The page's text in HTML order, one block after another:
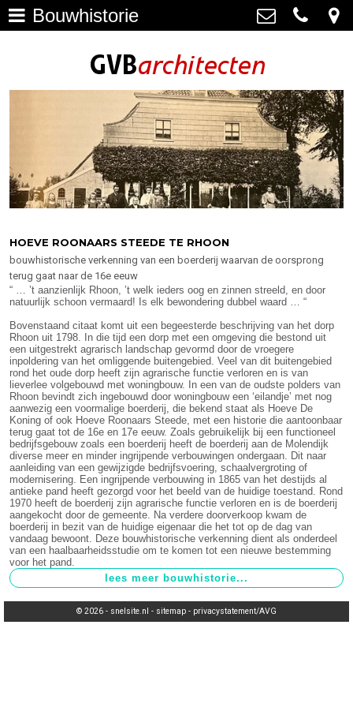
>
>
impressie oudere projecten >
Actueel >
Contact >
GVB architecten
Haagweg 4-G3, 2311 AA Leiden
info@gvbarchitecten.nl
Bouwhistorie
HOEVE ROONAARS STEEDE TE RHOON
bouwhistorische verkenning van een boerderij waarvan de oorsprong
terug gaat naar de 16e eeuw
“ … ’t aanzienlijk Rhoon, ’t welk ieders oog en zinnen streeld, en door
natuurlijk schoon vermaard! Is elk bewondering dubbel waard … “
Bovenstaand citaat komt uit een begeesterde beschrijving van het dorp
Rhoon uit 1798. In die tijd een dorp met een omgeving die bestond uit
een uitgestrekt agrarisch landschap gevormd door de vroegere
inpoldering van het omliggende buitengebied. Veel van dit buitengebied
rond het oude dorp heeft zijn agrarische functie verloren en is van
lieverlee volgebouwd met woningbouw. In een van de oudste polders van
Rhoon bevindt zich ingebouwd door woningbouw een ‘eilandje’ met nog
aanwezig een voormalige boerderij, die bekend staat als Hoeve De
Koning of ook Hoeve Roonaars Steede, met een historie die aantoonbaar
terug gaat tot de 16e en 17e eeuw. Zoals gebruikelijk bij een functioneel
bedrijfsgebouw zoals een boerderij heeft de boerderij aan de Molendijk
diverse meer en minder ingrijpende verbouwingen ondergaan. Dit naar
aanleiding van een gewijzigde bedrijfsvoering, schaalvergroting of
modernisering. Een ingrijpende verbouwing in 1865 van het destijds al
antieke pand heeft gezorgd voor het beeld van de huidige toestand. Rond
1970 heeft de boerderij zijn agrarische functie verloren en is de boerderij
aangekocht door de gemeente. Na verdere doorverkoop kwam de
boerderij in bezit van de huidige eigenaar die het tot op de dag van
vandaag bewoont. Deze bouwhistorische verkenning dient als onderdeel
van een haalbaarheidsstudie om te komen tot een nieuwe bestemming
voor het pand.
© 2026 - snelsite.nl - sitemap - privacystatement/AVG